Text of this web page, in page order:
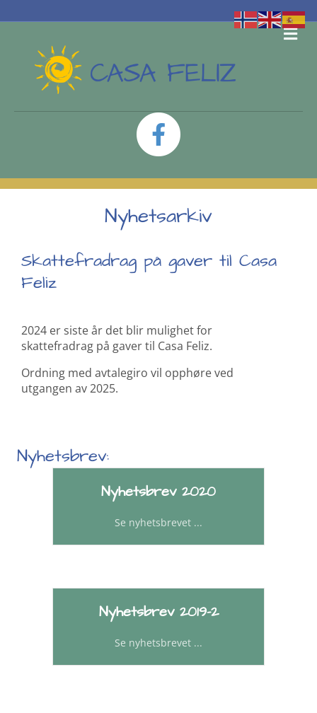
Facebook
Nyhetsarkiv
Skattefradrag på gaver til Casa
Feliz
2024 er siste år det blir mulighet for
skattefradrag på gaver til Casa Feliz.
Ordning med avtalegiro vil opphøre ved
utgangen av 2025.
Nyhetsbrev:
Nyhetsbrev 2020
Se nyhetsbrevet ...
Nyhetsbrev 2019-2
Se nyhetsbrevet ...